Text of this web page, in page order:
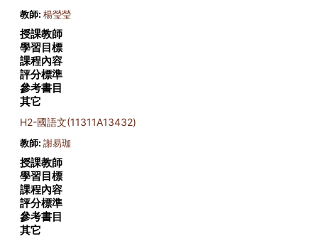
教師: 楊瑩瑩
授課教師
學習目標
課程內容
評分標準
參考書目
其它
H2-國語文(11311A13432)
教師: 謝易珈
授課教師
學習目標
課程內容
評分標準
參考書目
其它